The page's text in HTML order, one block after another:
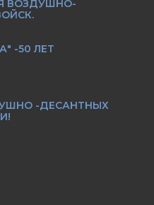
ВОЗДУШНО-
-50 ЛЕТ
-ДЕСАНТНЫХ